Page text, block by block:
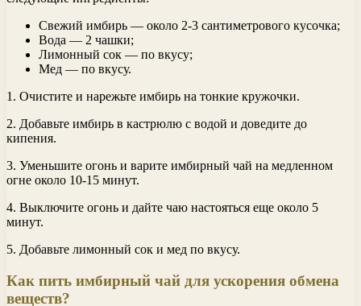
Свежий имбирь — около 2-3 сантиметрового кусочка;
Вода — 2 чашки;
Лимонный сок — по вкусу;
Мед — по вкусу.
1. Очистите и нарежьте имбирь на тонкие кружочки.
2. Добавьте имбирь в кастрюлю с водой и доведите до
кипения.
3. Уменьшите огонь и варите имбирный чай на медленном
огне около 10-15 минут.
4. Выключите огонь и дайте чаю настояться еще около 5
минут.
5. Добавьте лимонный сок и мед по вкусу.
Как пить имбирный чай для ускорения обмена
веществ?